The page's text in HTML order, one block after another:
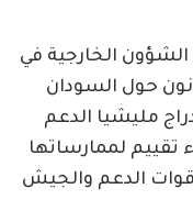
الخارجية في
حول السودان
مليشيا الدعم
تقييم لممارساتها
الدعم والجيش